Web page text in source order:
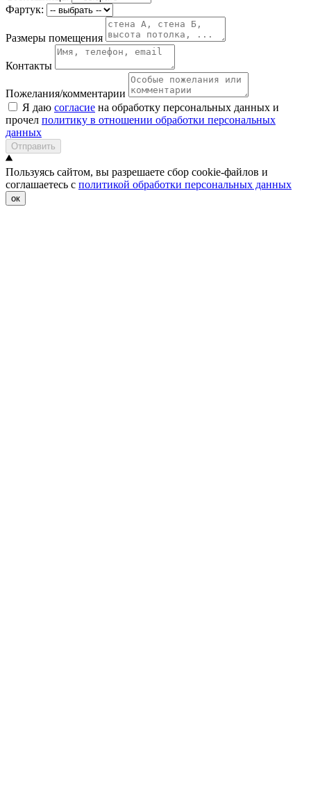
Фартук:
Размеры помещения
Контакты
Пожелания/комментарии
Я даю согласие на обработку персональных данных и
прочел политику в отношении обработки персональных
данных
Отправить
Пользуясь сайтом, вы разрешаете сбор cookie-файлов и
соглашаетесь с политикой обработки персональных данных
ок